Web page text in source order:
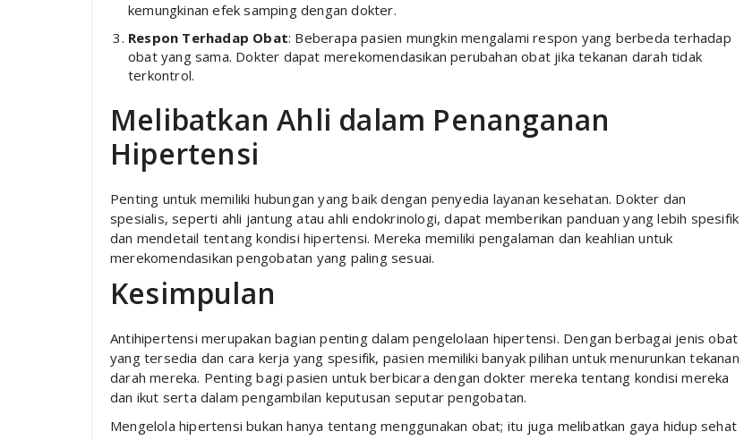
kemungkinan efek samping dengan dokter.
Respon Terhadap Obat: Beberapa pasien mungkin mengalami respon yang berbeda terhadap
obat yang sama. Dokter dapat merekomendasikan perubahan obat jika tekanan darah tidak
terkontrol.
Melibatkan Ahli dalam Penanganan
Hipertensi
Penting untuk memiliki hubungan yang baik dengan penyedia layanan kesehatan. Dokter dan
spesialis, seperti ahli jantung atau ahli endokrinologi, dapat memberikan panduan yang lebih spesifik
dan mendetail tentang kondisi hipertensi. Mereka memiliki pengalaman dan keahlian untuk
merekomendasikan pengobatan yang paling sesuai.
Kesimpulan
Antihipertensi merupakan bagian penting dalam pengelolaan hipertensi. Dengan berbagai jenis obat
yang tersedia dan cara kerja yang spesifik, pasien memiliki banyak pilihan untuk menurunkan tekanan
darah mereka. Penting bagi pasien untuk berbicara dengan dokter mereka tentang kondisi mereka
dan ikut serta dalam pengambilan keputusan seputar pengobatan.
Mengelola hipertensi bukan hanya tentang menggunakan obat; itu juga melibatkan gaya hidup sehat